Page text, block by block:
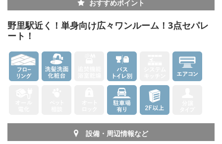
おすすめポイント
野里駅近く！単身向け広々ワンルーム！3点セパレ
ート！
設備・周辺情報など